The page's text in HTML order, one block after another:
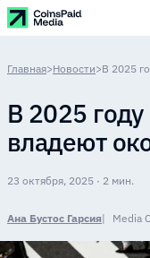
Главная>Новости>
В 2025
владеют
23 октября, 2025 · 2 мин.
Ана Бустос Гарсия Media